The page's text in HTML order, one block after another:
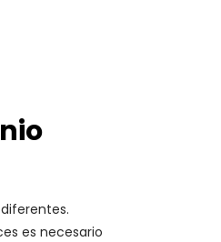
es necesario